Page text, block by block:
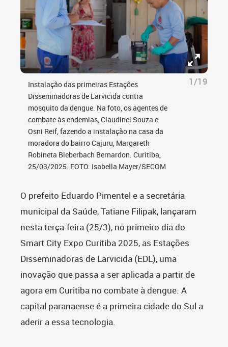
Instalação das primeiras Estações
Disseminadoras de Larvicida contra
mosquito da dengue. Na foto, os agentes de
combate às endemias, Claudinei Souza e
Osni Reif, fazendo a instalação na casa da
moradora do bairro Cajuru, Margareth
Robineta Bieberbach Bernardon. Curitiba,
25/03/2025. FOTO: Isabella Mayer/SECOM
1/19
O prefeito Eduardo Pimentel e a secretária
municipal da Saúde, Tatiane Filipak, lançaram
nesta terça-feira (25/3), no primeiro dia do
Smart City Expo Curitiba 2025, as Estações
Disseminadoras de Larvicida (EDL), uma
inovação que passa a ser aplicada a partir de
agora em Curitiba no combate à dengue. A
capital paranaense é a primeira cidade do Sul a
aderir a essa tecnologia.